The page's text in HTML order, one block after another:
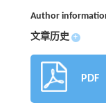
Author
文章历史 +
PDF